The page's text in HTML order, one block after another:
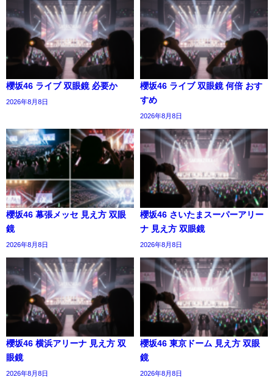
櫻坂46 ライブ 双眼鏡 必要か
2026年8月8日
櫻坂46 ライブ 双眼鏡 何倍 おす
すめ
2026年8月8日
櫻坂46 幕張メッセ 見え方 双眼
鏡
2026年8月8日
櫻坂46 さいたまスーパーアリー
ナ 見え方 双眼鏡
2026年8月8日
櫻坂46 横浜アリーナ 見え方 双
眼鏡
2026年8月8日
櫻坂46 東京ドーム 見え方 双眼
鏡
2026年8月8日